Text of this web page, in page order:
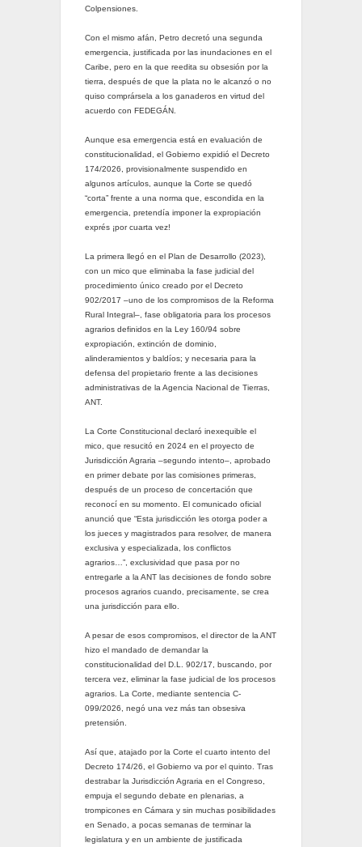
Colpensiones.
Con el mismo afán, Petro decretó una segunda
emergencia, justificada por las inundaciones en el
Caribe, pero en la que reedita su obsesión por la
tierra, después de que la plata no le alcanzó o no
quiso comprársela a los ganaderos en virtud del
acuerdo con FEDEGÁN.
Aunque esa emergencia está en evaluación de
constitucionalidad, el Gobierno expidió el Decreto
174/2026, provisionalmente suspendido en
algunos artículos, aunque la Corte se quedó
“corta” frente a una norma que, escondida en la
emergencia, pretendía imponer la expropiación
exprés ¡por cuarta vez!
La primera llegó en el Plan de Desarrollo (2023),
con un mico que eliminaba la fase judicial del
procedimiento único creado por el Decreto
902/2017 –uno de los compromisos de la Reforma
Rural Integral–, fase obligatoria para los procesos
agrarios definidos en la Ley 160/94 sobre
expropiación, extinción de dominio,
alinderamientos y baldíos; y necesaria para la
defensa del propietario frente a las decisiones
administrativas de la Agencia Nacional de Tierras,
ANT.
La Corte Constitucional declaró inexequible el
mico, que resucitó en 2024 en el proyecto de
Jurisdicción Agraria –segundo intento–, aprobado
en primer debate por las comisiones primeras,
después de un proceso de concertación que
reconocí en su momento. El comunicado oficial
anunció que “Esta jurisdicción les otorga poder a
los jueces y magistrados para resolver, de manera
exclusiva y especializada, los conflictos
agrarios…”, exclusividad que pasa por no
entregarle a la ANT las decisiones de fondo sobre
procesos agrarios cuando, precisamente, se crea
una jurisdicción para ello.
A pesar de esos compromisos, el director de la ANT
hizo el mandado de demandar la
constitucionalidad del D.L. 902/17, buscando, por
tercera vez, eliminar la fase judicial de los procesos
agrarios. La Corte, mediante sentencia C-
099/2026, negó una vez más tan obsesiva
pretensión.
Así que, atajado por la Corte el cuarto intento del
Decreto 174/26, el Gobierno va por el quinto. Tras
destrabar la Jurisdicción Agraria en el Congreso,
empuja el segundo debate en plenarias, a
trompicones en Cámara y sin muchas posibilidades
en Senado, a pocas semanas de terminar la
legislatura y en un ambiente de justificada